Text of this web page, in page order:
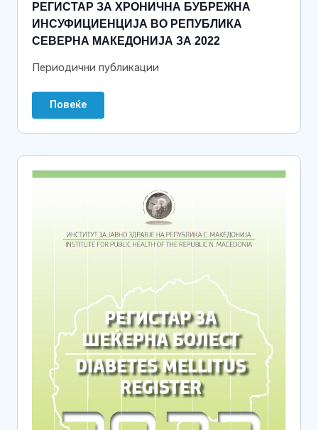
РЕГИСТАР ЗА ХРОНИЧНА БУБРЕЖНА
ИНСУФИЦИЕНЦИЈА ВО РЕПУБЛИКА
СЕВЕРНА МАКЕДОНИЈА ЗА 2022
Периодични публикации
Повеќе